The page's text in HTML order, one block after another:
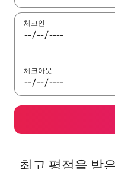
체크인
체크아웃
최고 평점을 받